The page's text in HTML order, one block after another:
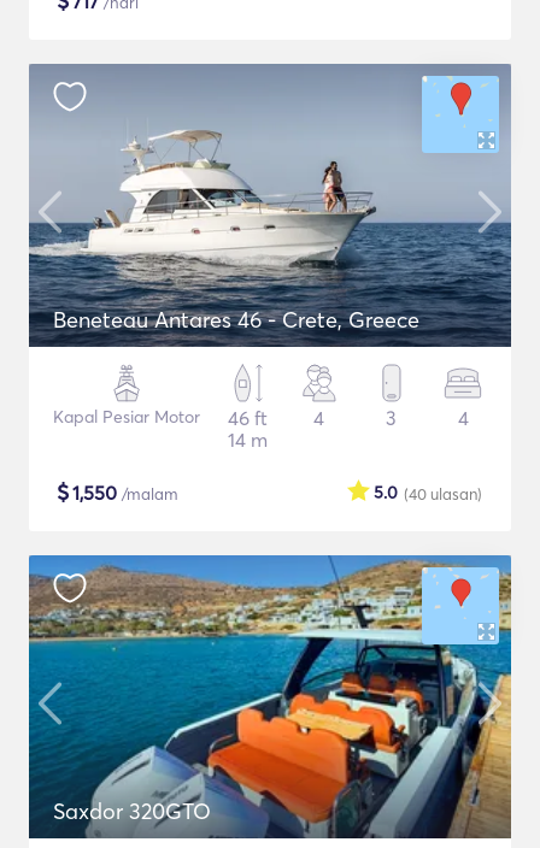
Beneteau Antares 46 - Crete, Greece
Kapal Pesiar Motor
46 ft
14 m
4 3 4
$1,550 /malam (40 ulasan)
5.0
Saxdor 320GTO